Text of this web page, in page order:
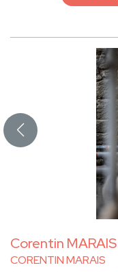
Corentin MARAIS
CORENTIN MARAIS